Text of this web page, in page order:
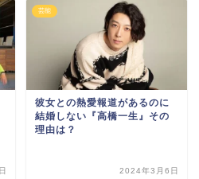
芸能
彼女との熱愛報道があるのに
結婚しない『高橋一生』その
理由は？
2024年3月6日